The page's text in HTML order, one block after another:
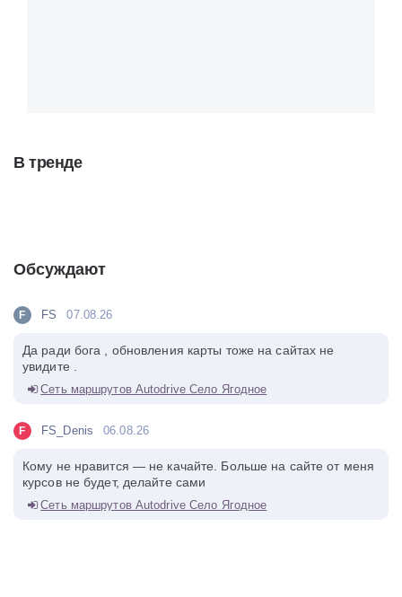
В тренде
Обсуждают
F FS 07.08.26
Да ради бога , обновления карты тоже на сайтах не
увидите .
Сеть маршрутов Autodrive Село Ягодное
F FS_Denis 06.08.26
Кому не нравится — не качайте. Больше на сайте от меня
курсов не будет, делайте сами
Сеть маршрутов Autodrive Село Ягодное